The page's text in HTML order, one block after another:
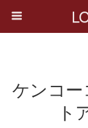
ケンコ
ト